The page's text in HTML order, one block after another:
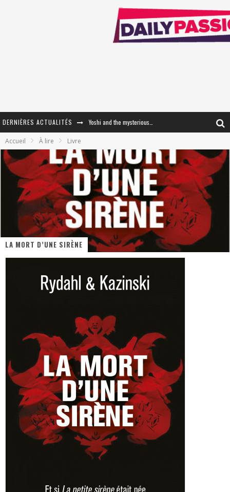
DERNIÈRES ACTUALITÉS
« The Broken Ring / This Mariage Will Fail Anyway » (Tome 2) – Préparer sa vengeance…
« Mon Village Révolté » - Combattre un Projet !
« Le Béton et le Bambou / Propositions pour Mayotte et le Monde. » - Améliorations !
Star Fox
Splatoon Raiders
Accueil À lire Livre
LA MORT D’UNE SIRÈNE